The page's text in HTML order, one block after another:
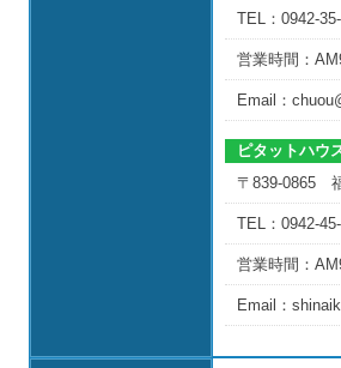
TEL：0942-
営業時間：
Email：
ピタットハウ
〒839-0865
TEL：0942-
営業時間：
Email：